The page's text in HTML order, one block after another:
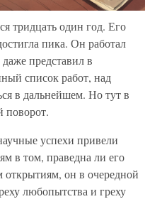
тридцать один год. Его
пика. Он работал
представил в
список работ, над
в дальнейшем. Но тут в
поворот.
успехи привели
в том, праведна ли его
он в очередной
любопытства и греху